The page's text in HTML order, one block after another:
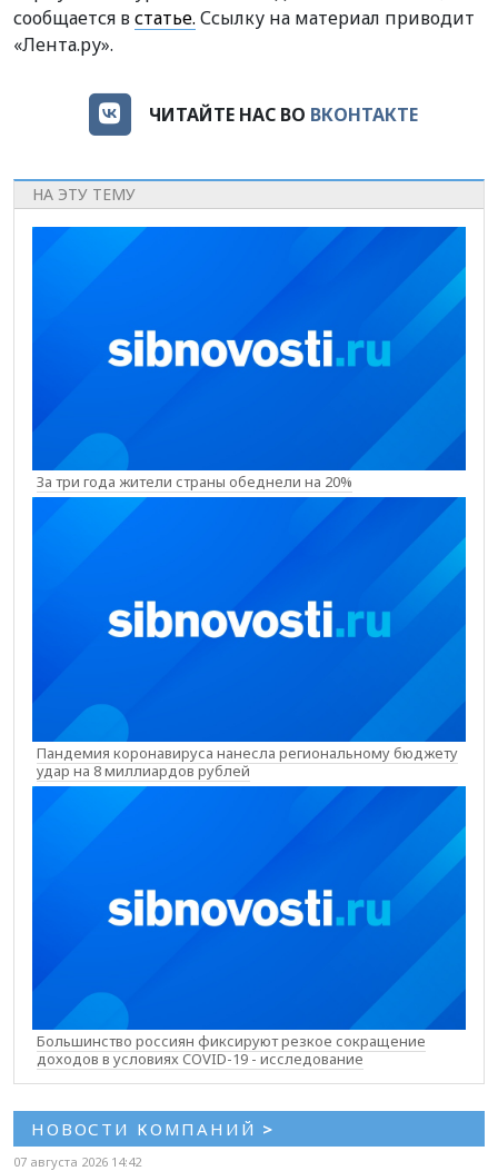
сообщается встатье. Ссылку на материал приводит
«Лента.ру».
ЧИТАЙТЕ НАС ВО ВКОНТАКТЕ
НА ЭТУ ТЕМУ
За три года жители страны обеднели на 20%
Пандемия коронавируса нанесла региональному бюджету
удар на 8 миллиардов рублей
Большинство россиян фиксируют резкое сокращение
доходов в условиях COVID-19 - исследование
НОВОСТИ КОМПАНИЙ >
07 августа 2026 14:42